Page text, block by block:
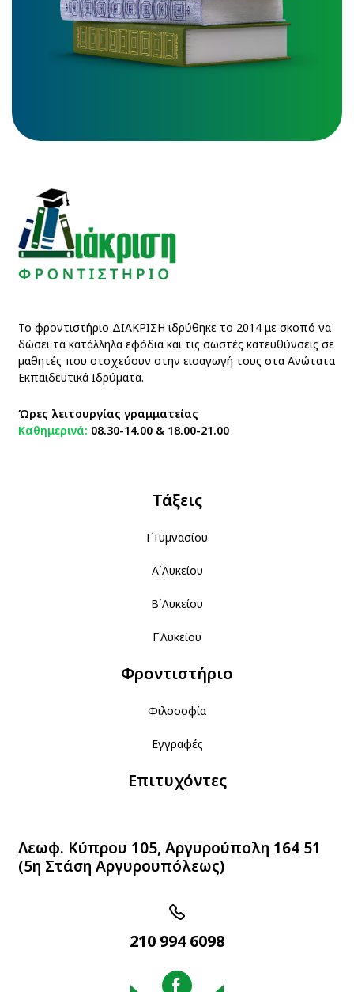
Το φροντιστήριο ΔΙΑΚΡΙΣΗ ιδρύθηκε το 2014 με σκοπό να
δώσει τα κατάλληλα εφόδια και τις σωστές κατευθύνσεις σε
μαθητές που στοχεύουν στην εισαγωγή τους στα Ανώτατα
Εκπαιδευτικά Ιδρύματα.
Ώρες λειτουργίας γραμματείας
Καθημερινά: 08.30-14.00 & 18.00-21.00
Τάξεις
Γ΄Γυμνασίου
Α΄Λυκείου
Β΄Λυκείου
Γ΄Λυκείου
Φροντιστήριο
Φιλοσοφία
Εγγραφές
Επιτυχόντες
Λεωφ. Κύπρου 105, Αργυρούπολη 164 51
(5η Στάση Αργυρουπόλεως)
210 994 6098